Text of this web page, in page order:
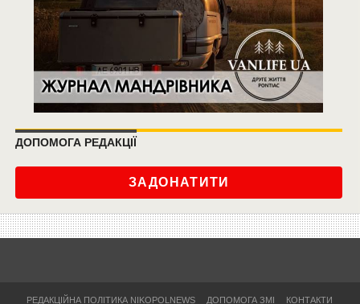
ДОПОМОГА РЕДАКЦІЇ
ЗАДОНАТИТИ
РЕДАКЦІЙНА ПОЛІТИКА NIKOPOLNEWS ДОПОМОГА ЗМІ КОНТАКТИ